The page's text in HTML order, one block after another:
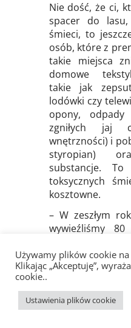
Nie dość, że ci,
spacer do
śmieci, to
osób, które z
takie miejsca
domowe
takie jak
lodówki czy
opony, odpady
zgniłych jaj
wnętrzności) i
styropian)
substancje. To
toksycznych
kosztowne.
– W zeszłym
wywieźliśmy
ponad 800
Warszawie, to
więc jest to
śmieci.
Używamy plików cookie
Klikając „Akceptuję”,
cookie..
Ustawienia plików cookie